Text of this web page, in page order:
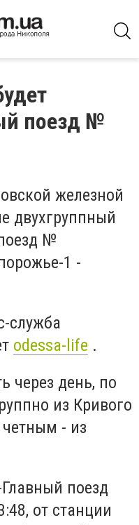
поезд №
железной
двухгруппный
№
1 -
служба
odessa-life .
через день, по
из Кривого
- из
поезд
от станции